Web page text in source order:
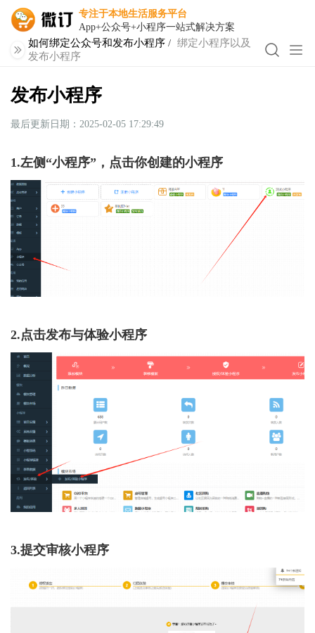
专注于本地生活服务平台
App+公众号+小程序一站式解决方案
如何绑定公众号和发布小程序/ 绑定小程序以及
发布小程序
发布小程序
最后更新日期：2025-02-05 17:29:49
1.左侧“小程序”，点击你创建的小程序
2.点击发布与体验小程序
3.提交审核小程序